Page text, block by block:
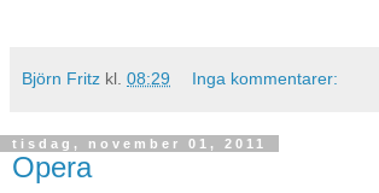
Björn Fritz kl. 08:29 Inga kommentarer:
tisdag, november 01, 2011
Opera